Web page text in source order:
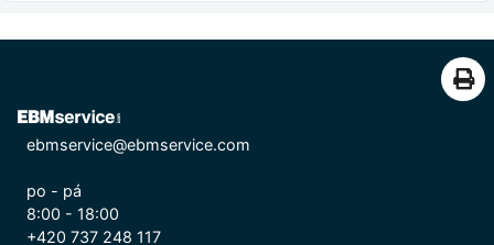
ebmservice@ebmservice.com
po - pá
8:00 - 18:00
+420 737 248 117